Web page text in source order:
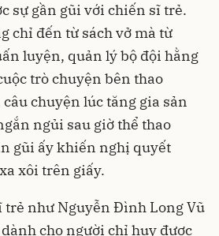
sự gần gũi với chiến sĩ trẻ.
chỉ đến từ sách vở mà từ
luyện, quản lý bộ đội hằng
trò chuyện bên thao
chuyện lúc tăng gia sản
ngủi sau giờ thể thao
gũi ấy khiến nghị quyết
xôi trên giấy.
trẻ như Nguyễn Đình Long Vũ
cho người chỉ huy được